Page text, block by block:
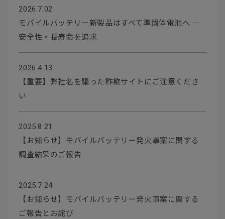
2026.7.02
モバイルバッテリー新製品はすべて準固体電池へ ―
安全性・長寿命を追求
2026.4.13
【重要】弊社名を騙った詐欺サイトにご注意くださ
い
2025.8.21
【お知らせ】モバイルバッテリー発火事案に関する
調査結果のご報告
2025.7.24
【お知らせ】モバイルバッテリー発火事案に関する
ご報告とお詫び